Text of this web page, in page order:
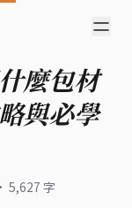
麼包材
與必學
· 5,627 字